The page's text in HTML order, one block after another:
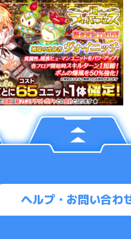
ヘルプ・お問い合わ